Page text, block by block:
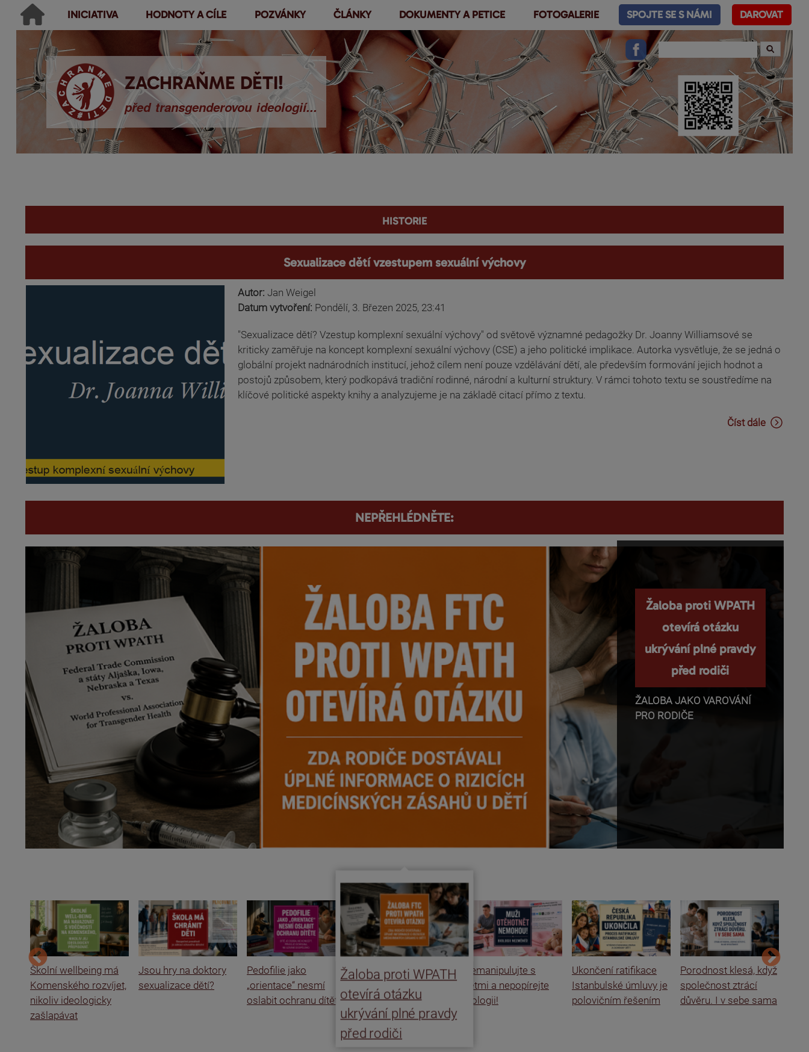
Přejít k
hlavnímu
obsahu
ZACHRAŇME DĚTI!
před transgenderovou ideologií...
Ikonky sociálních sítí
Vyhledávání
Hledat
Main menu
INICIATIVA HODNOTY A CÍLE POZVÁNKY ČLÁNKY DOKUMENTY A PETICE FOTOGALERIE SPOJTE SE S NÁMI DAROVAT
historie
Sexualizace dětí vzestupem sexuální výchovy
Autor: Jan Weigel
Datum vytvoření: Pondělí, 3. Březen 2025, 23:41
"Sexualizace dětí? Vzestup komplexní sexuální výchovy" od světově významné pedagožky Dr. Joanny Williamsové se
kriticky zaměřuje na koncept komplexní sexuální výchovy (CSE) a jeho politické implikace. Autorka vysvětluje, že se jedná o
globální projekt nadnárodních institucí, jehož cílem není pouze vzdělávání dětí, ale především formování jejich hodnot a
postojů způsobem, který podkopává tradiční rodinné, národní a kulturní struktury. V rámci tohoto textu se soustředíme na
klíčové politické aspekty knihy a analyzujeme je na základě citací přímo z textu.
Číst dále
NEPŘEHLÉDNĚTE:
Žaloba proti WPATH
otevírá otázku
ukrývání plné pravdy
před rodiči
ŽALOBA JAKO VAROVÁNÍ
PRO RODIČE
Nemanipulujte s
dětmi a nepopírejte
biologii!
Příběhy o těhotenství,
transgender identitě,
otevřeném vztahu a
školních diskusí a rozhovorů
mezi dětmi
Školní wellbeing má
Komenského rozvíjet,
nikoliv ideologicky
zašlapávat
Jsou hry na doktory
sexualizace dětí?
Pedofilie jako
„orientace“ nesmí
oslabit ochranu dítěte
Žaloba proti WPATH
otevírá otázku
ukrývání plné pravdy
před rodiči
Nemanipulujte s
dětmi a nepopírejte
biologii!
Ukončení ratifikace
Istanbulské úmluvy je
polovičním řešením
Porodnost klesá, když
společnost ztrácí
důvěru. I v sebe sama